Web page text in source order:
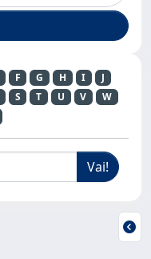
F G H I
J
S T U V
W